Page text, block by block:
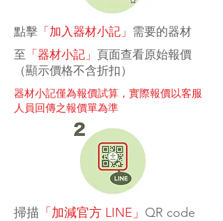
點擊 「加入器材小記」 需要的器材
至 「器材小記」 頁面查看原始報價
（顯示價格不含折扣）
器材小記僅為報價試算，實際報價以客服
人員回傳之報價單為準
掃描 「加減官方 LINE」 QR code